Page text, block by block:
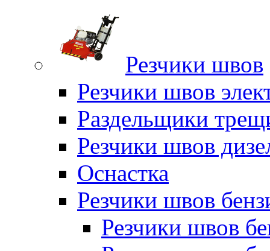
Резчики швов
Резчики швов
Раздельщики
Резчики швов
Оснастка
Резчики швов
Резчики швов